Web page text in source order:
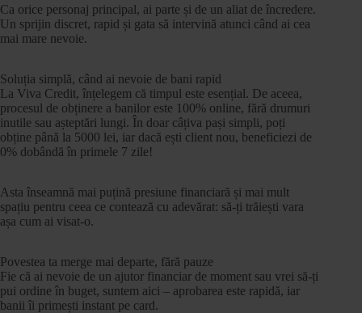
Ca orice personaj principal, ai parte și de un aliat de încredere.
Un sprijin discret, rapid și gata să intervină atunci când ai cea
mai mare nevoie.
Soluția simplă, când ai nevoie de bani rapid
La Viva Credit, înțelegem că timpul este esențial. De aceea,
procesul de obținere a banilor este 100% online, fără drumuri
inutile sau așteptări lungi. În doar câțiva pași simpli, poți
obține până la 5000 lei, iar dacă ești client nou, beneficiezi de
0% dobândă în primele 7 zile!
Asta înseamnă mai puțină presiune financiară și mai mult
spațiu pentru ceea ce contează cu adevărat: să-ți trăiești vara
așa cum ai visat-o.
Povestea ta merge mai departe, fără pauze
Fie că ai nevoie de un ajutor financiar de moment sau vrei să-ți
pui ordine în buget, suntem aici – aprobarea este rapidă, iar
banii îi primești instant pe card.